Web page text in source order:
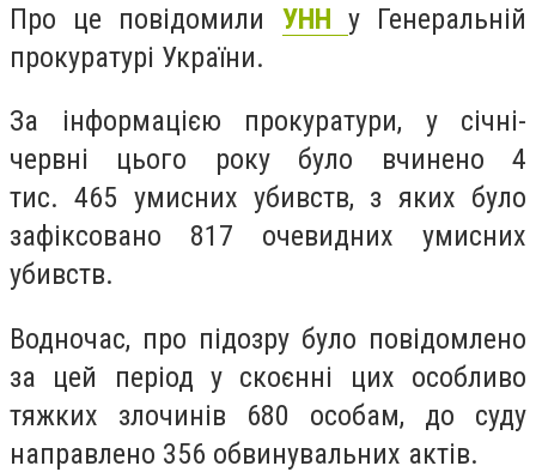
Про це повідомили УНН у Генеральній
прокуратурі України.
За інформацією прокуратури, у січні-
червні цього року було вчинено 4
тис. 465 умисних убивств, з яких було
зафіксовано 817 очевидних умисних
убивств.
Водночас, про підозру було повідомлено
за цей період у скоєнні цих особливо
тяжких злочинів 680 особам, до суду
направлено 356 обвинувальних актів.